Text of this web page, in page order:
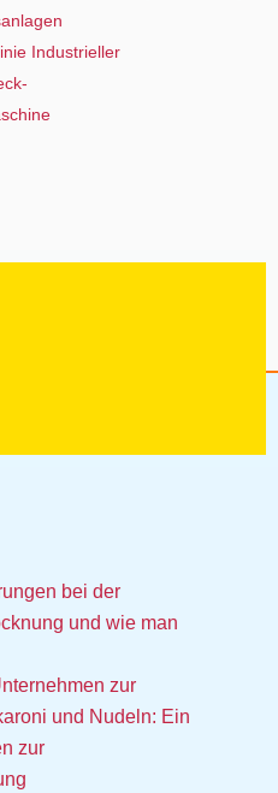
Industrieller
bei der
und wie man
zur
und Nudeln: Ein
zur